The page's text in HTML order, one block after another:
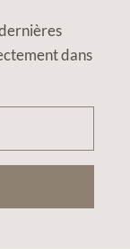
dans